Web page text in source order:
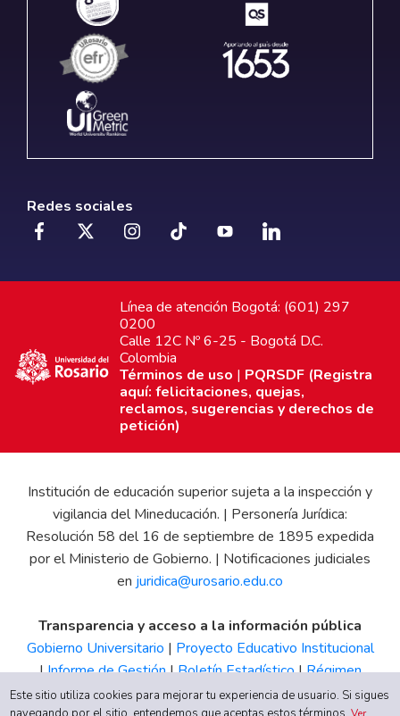
Redes sociales
Línea de atención Bogotá: (601) 297
0200
Calle 12C Nº 6-25 - Bogotá D.C.
Colombia
Términos de uso | PQRSDF (Registra
aquí: felicitaciones, quejas,
reclamos, sugerencias y derechos de
petición)
Institución de educación superior sujeta a la inspección y
vigilancia del Mineducación. | Personería Jurídica:
Resolución 58 del 16 de septiembre de 1895 expedida
por el Ministerio de Gobierno. | Notificaciones judiciales
en juridica@urosario.edu.co
Transparencia y acceso a la información pública
Gobierno Universitario | Proyecto Educativo Institucional
|Informe de Gestión|Boletín Estadístico|Régimen
Tributario|Estados Financieros |Código de Ética| Canal
Este sitio utiliza cookies para mejorar tu experiencia de usuario. Si sigues